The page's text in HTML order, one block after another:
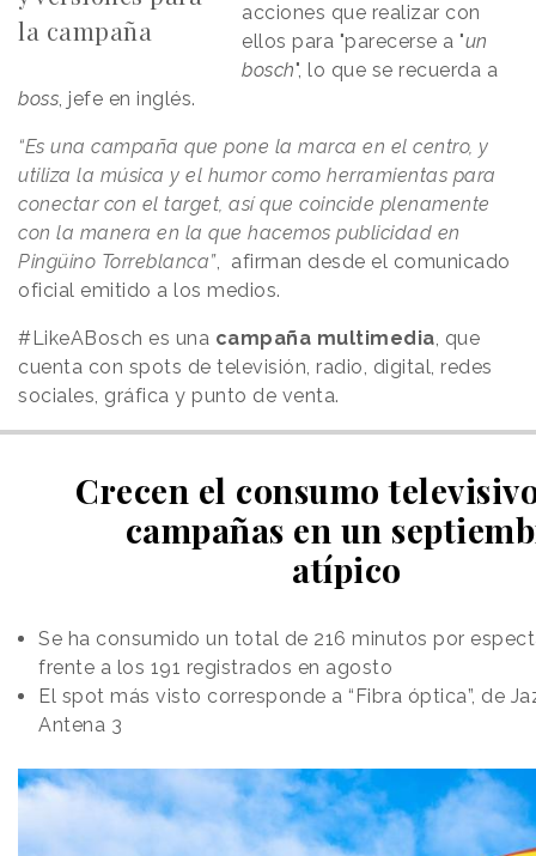
la campaña
acciones que realizar con
ellos para "parecerse a "un
bosch", lo que se recuerda a
boss, jefe en inglés.
“Es una campaña que pone la marca en el centro, y
utiliza la música y el humor como herramientas para
conectar con el target, así que coincide plenamente
con la manera en la que hacemos publicidad en
Pingüino Torreblanca”, afirman desde el comunicado
oficial emitido a los medios.
#LikeABosch es una campaña multimedia, que
cuenta con spots de televisión, radio, digital, redes
sociales, gráfica y punto de venta.
Crecen el consumo
campañas en un
atípico
Se ha consumido un total de 216 minutos por
frente a los 191 registrados en agosto
El spot más visto corresponde a “Fibra óptica”, de
Antena 3